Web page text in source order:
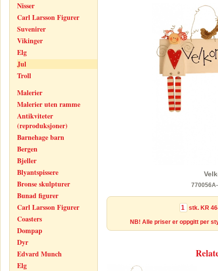
Nisser
Carl Larsson Figurer
Suvenirer
Vikinger
Elg
Jul
Troll
Malerier
Malerier uten ramme
Antikviteter
(reproduksjoner)
Barnehage barn
Bergen
Bjeller
Blyantspissere
Bronse skulpturer
Bunad figurer
Carl Larsson Figurer
Coasters
Dompap
Dyr
Edvard Munch
Elg
stk. KR
NB! Alle priser er oppgitt per